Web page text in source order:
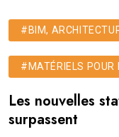
#BIM,
#MATÉRIELS POUR
Les nouvelles
surpassent